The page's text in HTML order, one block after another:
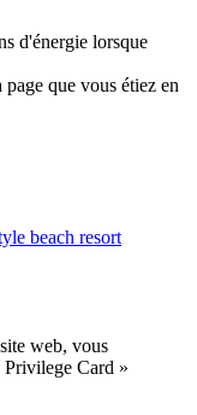
d'énergie lorsque
que vous étiez en
beach resort
web, vous
Privilege Card »